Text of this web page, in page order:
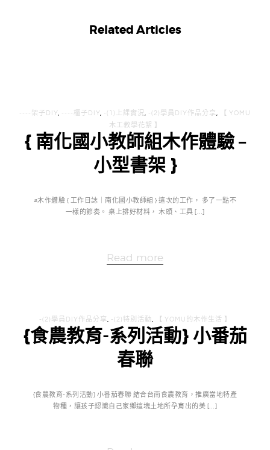
Related Articles
----架子DIY, ----櫃子DIY, -(1)上課實況, -(2)學員DIY作品分享,
【 YOMU
木工教學花絮 】
{ 南化國小教師組木作體驗 –
小型書架 }
#木作體驗 { 工作日誌｜南化國小教師組 } 這次的工作， 多了一點不
一樣的節奏。 桌上排好材料， 木頭、工具 […]
Read more
-(2)學員DIY作品分享, -(2)特別活動, 【 YOMU的木作生活 】
{食農教育-系列活動} 小番茄
春聯
{食農教育-系列活動} 小番茄春聯 結合台南食農教育，推廣當地特產
物種，讓孩子認識自己家鄉這塊土地所孕育出的美 […]